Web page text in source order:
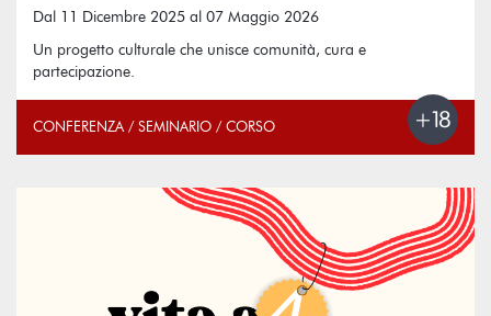
Dal 11 Dicembre 2025 al 07 Maggio 2026
Un progetto culturale che unisce comunità, cura e
partecipazione.
CONFERENZA / SEMINARIO / CORSO